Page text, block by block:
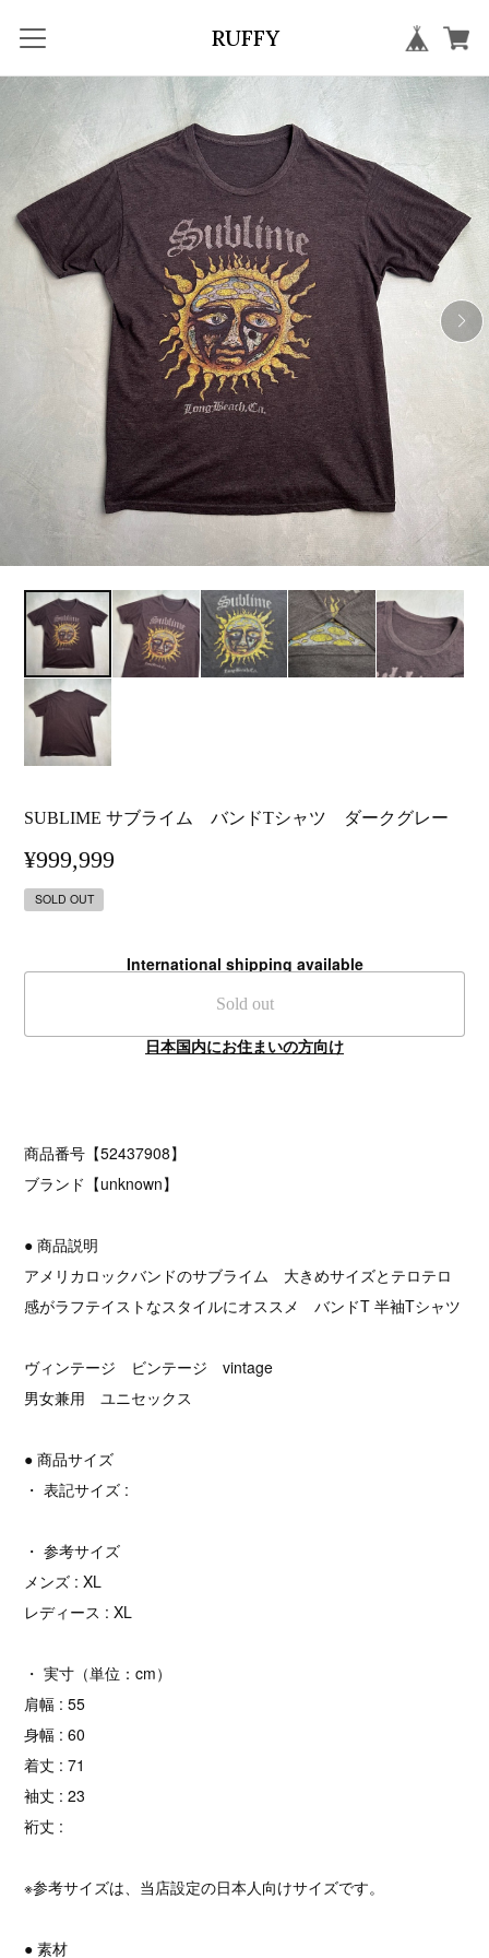
RUFFY
SUBLIME サブライム バンドTシャツ ダークグレー
¥999,999
SOLD OUT
International shipping available
Sold out
日本国内にお住まいの方向け
商品番号【52437908】
ブランド【unknown】
● 商品説明
アメリカロックバンドのサブライム 大きめサイズとテロテロ
感がラフテイストなスタイルにオススメ バンドT 半袖Tシャツ
ヴィンテージ ビンテージ vintage
男女兼用 ユニセックス
● 商品サイズ
・ 表記サイズ :
・ 参考サイズ
メンズ : XL
レディース : XL
・ 実寸（単位：cm）
肩幅 : 55
身幅 : 60
着丈 : 71
袖丈 : 23
裄丈 :
※参考サイズは、当店設定の日本人向けサイズです。
● 素材